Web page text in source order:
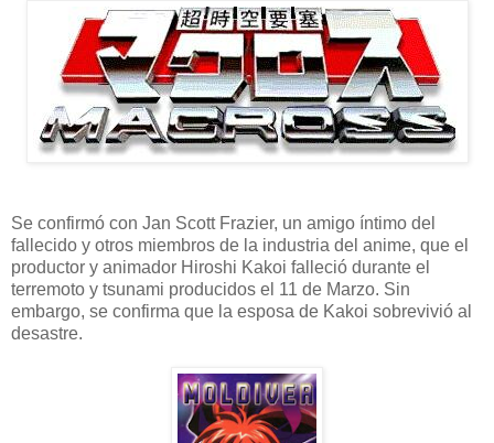
Se confirmó con Jan Scott Frazier, un amigo íntimo del
fallecido y otros miembros de la industria del anime, que el
productor y animador Hiroshi Kakoi falleció durante el
terremoto y tsunami producidos el 11 de Marzo. Sin
embargo, se confirma que la esposa de Kakoi sobrevivió al
desastre.